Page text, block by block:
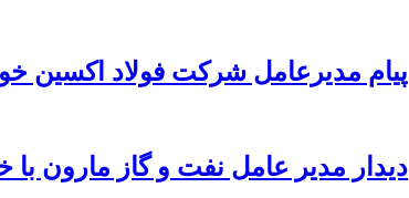
پیام مدیرعامل شرکت فولاد اکسین
دیدار مدیر عامل نفت و گاز مارون با